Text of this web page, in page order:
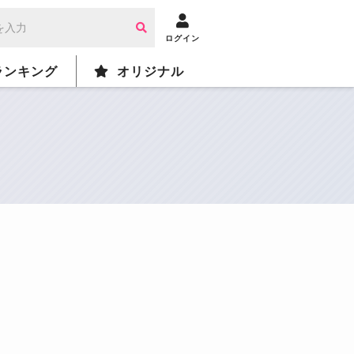
ログイン
ンキング オリジナル